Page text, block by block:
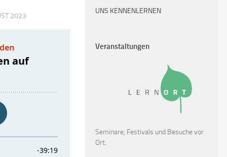
2023
UNS KENNENLERNEN
Veranstaltungen
Seminare, Festivals und Besuche vor
Ort.